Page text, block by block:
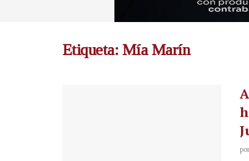
Etiqueta: Mía Marín
por